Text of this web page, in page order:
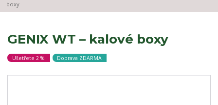
boxy
GENIX WT – kalové boxy
Ušetřete 2 %! Doprava ZDARMA